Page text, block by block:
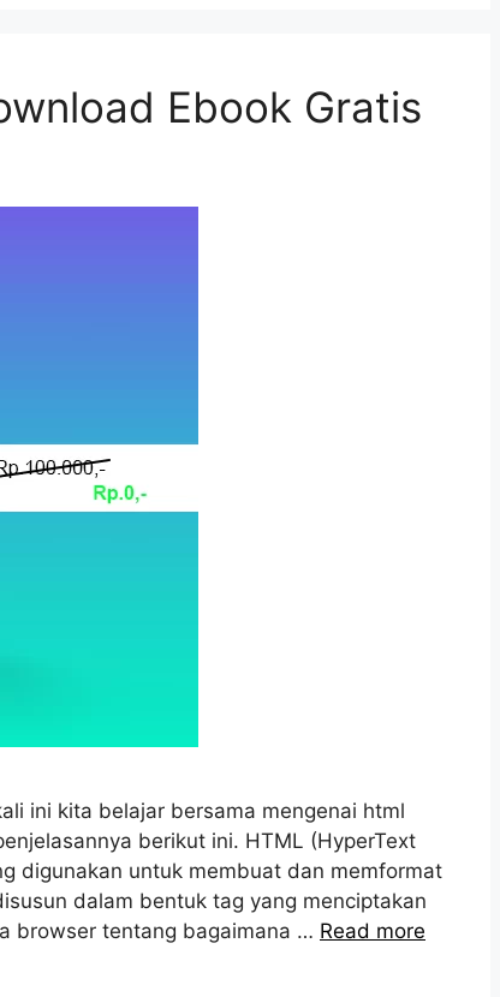
Ebook Gratis
ini kita belajar bersama mengenai html
berikut ini. HTML (HyperText
digunakan untuk membuat dan memformat
dalam bentuk tag yang menciptakan
browser tentang bagaimana … Read more